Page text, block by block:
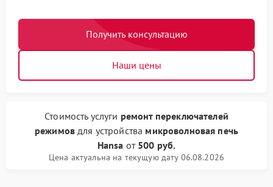
Получить консультацию
Наши цены
Стоимость услуги ремонт переключателей
режимовдля устройства микроволновая печь
Hansa от 500 руб.
Цена актуальна на текущую дату 06.08.2026